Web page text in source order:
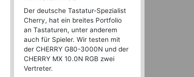
Der deutsche Tastatur-Spezialist
Cherry, hat ein breites Portfolio
an Tastaturen, unter anderem
auch für Spieler. Wir testen mit
der CHERRY G80-3000N und der
CHERRY MX 10.0N RGB zwei
Vertreter.